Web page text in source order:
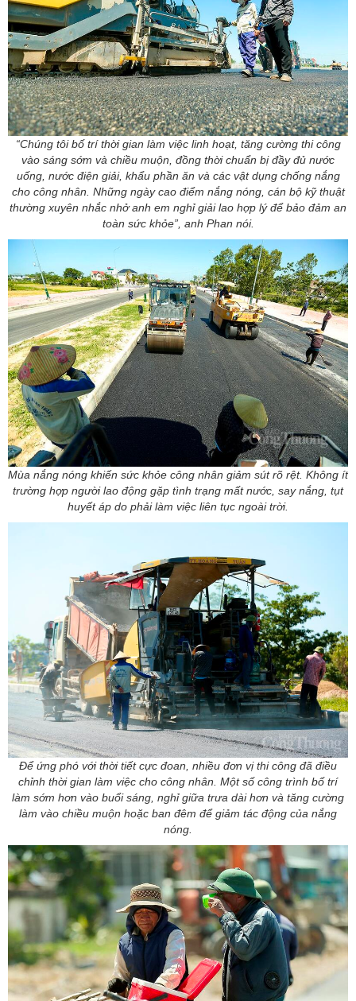
“Chúng tôi bố trí thời gian làm việc linh hoạt, tăng cường thi công
vào sáng sớm và chiều muộn, đồng thời chuẩn bị đầy đủ nước
uống, nước điện giải, khẩu phần ăn và các vật dụng chống nắng
cho công nhân. Những ngày cao điểm nắng nóng, cán bộ kỹ thuật
thường xuyên nhắc nhở anh em nghỉ giải lao hợp lý để bảo đảm an
toàn sức khỏe”, anh Phan nói.
Mùa nắng nóng khiến sức khỏe công nhân giảm sút rõ rệt. Không ít
trường hợp người lao động gặp tình trạng mất nước, say nắng, tụt
huyết áp do phải làm việc liên tục ngoài trời.
Để ứng phó với thời tiết cực đoan, nhiều đơn vị thi công đã điều
chỉnh thời gian làm việc cho công nhân. Một số công trình bố trí
làm sớm hơn vào buổi sáng, nghỉ giữa trưa dài hơn và tăng cường
làm vào chiều muộn hoặc ban đêm để giảm tác động của nắng
nóng.